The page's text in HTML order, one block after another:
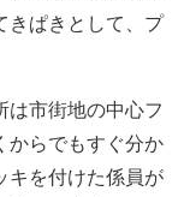
きぱきとして、プ
市街地の中心フ
からでもすぐ分か
キを付けた係員が